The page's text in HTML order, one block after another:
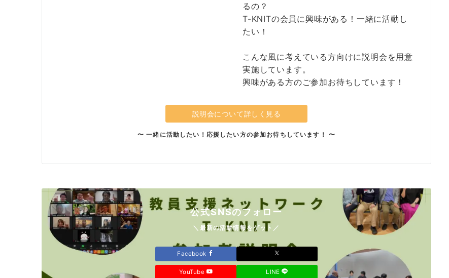
るの？
T-KNITの会員に興味がある！一緒に活動し
たい！
こんな風に考えている方向けに説明会を用意
実施しています。
興味がある方のご参加お待ちしています！
説明会について詳しく見る
〜 一緒に活動したい！応援したい方の参加お待ちしています！ 〜
公式SNSのフォロー
＼最新の活動情報をゲット／
Facebook
YouTube LINE